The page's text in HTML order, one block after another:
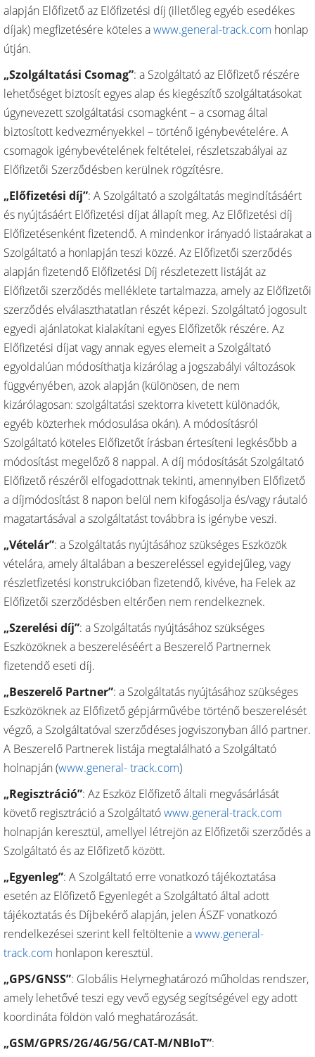
alapján Előfizető az Előfizetési díj (illetőleg egyéb esedékes
díjak) megfizetésére köteles awww.general-track.com honlap
útján.
„Szolgáltatási Csomag”: a Szolgáltató az Előfizető részére
lehetőséget biztosít egyes alap és kiegészítő szolgáltatásokat
úgynevezett szolgáltatási csomagként – a csomag által
biztosított kedvezményekkel – történő igénybevételére. A
csomagok igénybevételének feltételei, részletszabályai az
Előfizetői Szerződésben kerülnek rögzítésre.
„Előfizetési díj”: A Szolgáltató a szolgáltatás megindításáért
és nyújtásáért Előfizetési díjat állapít meg. Az Előfizetési díj
Előfizetésenként fizetendő. A mindenkor irányadó listaárakat a
Szolgáltató a honlapján teszi közzé. Az Előfizetői szerződés
alapján fizetendő Előfizetési Díj részletezett listáját az
Előfizetői szerződés melléklete tartalmazza, amely az Előfizetői
szerződés elválaszthatatlan részét képezi. Szolgáltató jogosult
egyedi ajánlatokat kialakítani egyes Előfizetők részére. Az
Előfizetési díjat vagy annak egyes elemeit a Szolgáltató
egyoldalúan módosíthatja kizárólag a jogszabályi változások
függvényében, azok alapján (különösen, de nem
kizárólagosan: szolgáltatási szektorra kivetett különadók,
egyéb közterhek módosulása okán). A módosításról
Szolgáltató köteles Előfizetőt írásban értesíteni legkésőbb a
módosítást megelőző 8 nappal. A díj módosítását Szolgáltató
Előfizető részéről elfogadottnak tekinti, amennyiben Előfizető
a díjmódosítást 8 napon belül nem kifogásolja és/vagy ráutaló
magatartásával a szolgáltatást továbbra is igénybe veszi.
„Vételár”: a Szolgáltatás nyújtásához szükséges Eszközök
vételára, amely általában a beszereléssel egyidejűleg, vagy
részletfizetési konstrukcióban fizetendő, kivéve, ha Felek az
Előfizetői szerződésben eltérően nem rendelkeznek.
„Szerelési díj”: a Szolgáltatás nyújtásához szükséges
Eszközöknek a beszereléséért a Beszerelő Partnernek
fizetendő eseti díj.
„Beszerelő Partner”: a Szolgáltatás nyújtásához szükséges
Eszközöknek az Előfizető gépjárművébe történő beszerelését
végző, a Szolgáltatóval szerződéses jogviszonyban álló partner.
A Beszerelő Partnerek listája megtalálható a Szolgáltató
holnapján (www.general- track.com)
„Regisztráció”: Az Eszköz Előfizető általi megvásárlását
követő regisztráció a Szolgáltatówww.general-track.com
holnapján keresztül, amellyel létrejön az Előfizetői szerződés a
Szolgáltató és az Előfizető között.
„Egyenleg”: A Szolgáltató erre vonatkozó tájékoztatása
esetén az Előfizető Egyenlegét a Szolgáltató által adott
tájékoztatás és Díjbekérő alapján, jelen ÁSZF vonatkozó
rendelkezései szerint kell feltöltenie awww.general-
track.com honlapon keresztül.
„GPS/GNSS”: Globális Helymeghatározó műholdas rendszer,
amely lehetővé teszi egy vevő egység segítségével egy adott
koordináta földön való meghatározását.
„GSM/GPRS/2G/4G/5G/CAT-M/NBIoT”: